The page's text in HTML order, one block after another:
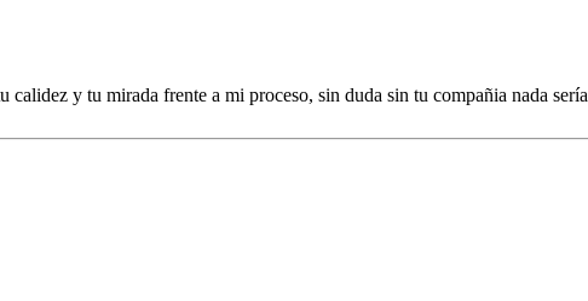
calidez y tu mirada frente a mi proceso, sin duda sin tu compañia nada sería